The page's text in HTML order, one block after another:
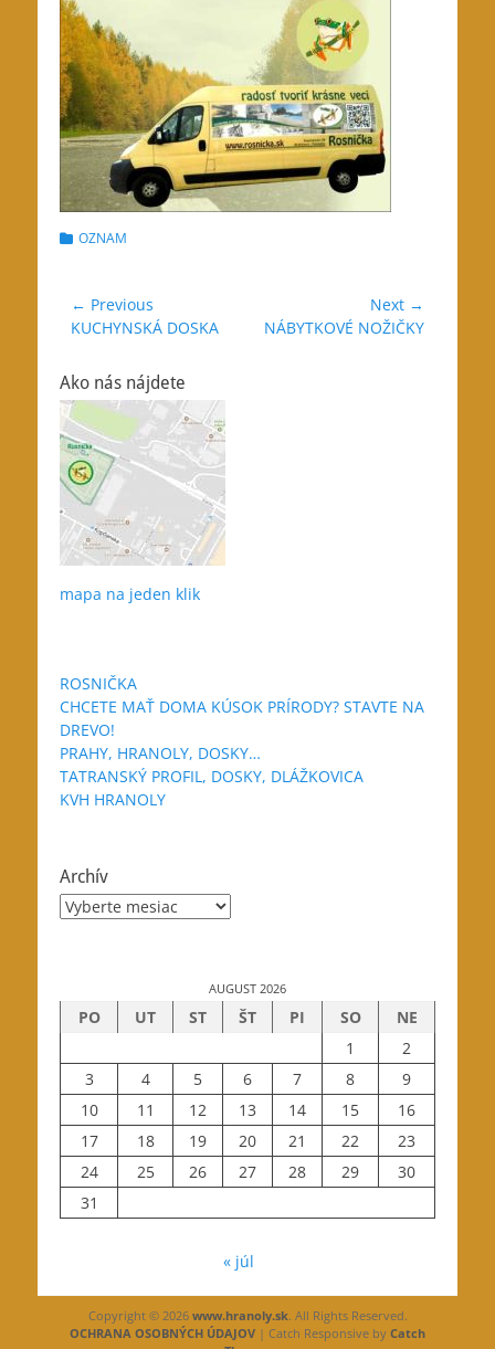
Categories
OZNAM
Navigácia
v
← Previous
Previous
KUCHYNSKÁ DOSKA
Next →
Next
NÁBYTKOVÉ NOŽIČKY
Ako nás nájdete
mapa na jeden klik
ROSNIČKA
CHCETE MAŤ DOMA KÚSOK PRÍRODY? STAVTE NA
DREVO!
PRAHY, HRANOLY, DOSKY…
TATRANSKÝ PROFIL, DOSKY, DLÁŽKOVICA
KVH HRANOLY
Archív
Archív
AUGUST 2026
PO UT ST ŠT PI SO
NE
1
2
3
4 5 6 7 8
9
10
11 12 13 14 15
16
17
18 19 20 21 22
23
24
25 26 27 28 29
30
31
« júl
Copyright © 2026 www.hranoly.sk. All Rights Reserved.
OCHRANA OSOBNÝCH ÚDAJOV | Catch Responsive by Catch